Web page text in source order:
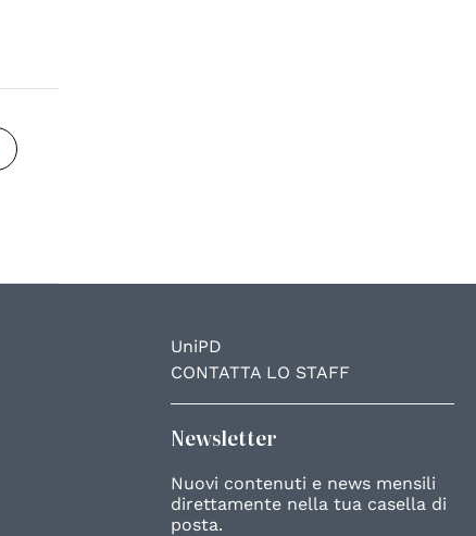
UniPD
CONTATTA LO STAFF
Newsletter
Nuovi contenuti e news mensili
direttamente nella tua casella di
posta.